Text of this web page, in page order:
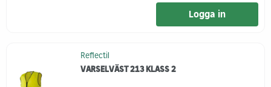
Logga in
Reflectil
VARSELVÄST 213 KLASS 2